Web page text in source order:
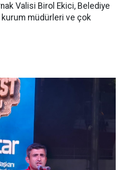
Valisi Birol Ekici, Belediye
kurum müdürleri ve çok